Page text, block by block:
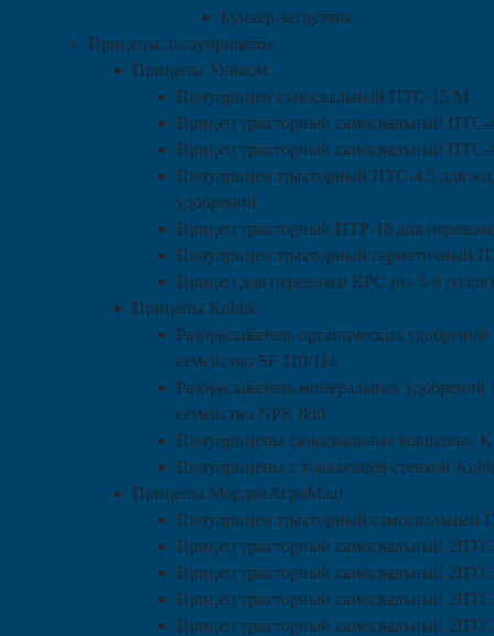
Бункер-загрузчик
Прицепы, полуприцепы
Прицепы Уником
Полуприцеп самосвальный ПТС-15 М
Прицеп тракторный самосвальный
Прицеп тракторный самосвальный ПТС-
Полуприцеп тракторный ПТС-4,5 для
удобрений
Прицеп тракторный ПТР-18 для
Полуприцеп тракторный герметичный
Прицеп для перевозки КРС (на 5-6 голов)
Прицепы Koblik
Разбрасыватель органических
семейство SF 110/114
Разбрасыватель минеральных
семейство NPK 800
Полуприцепы самосвальные ковшовые
Полуприцепы с толкающей стенкой
Прицепы МордовАгроМаш
Полуприцеп тракторный
Прицеп тракторный самосвальный
Прицеп тракторный самосвальный
Прицеп тракторный самосвальный
Прицеп тракторный самосвальный